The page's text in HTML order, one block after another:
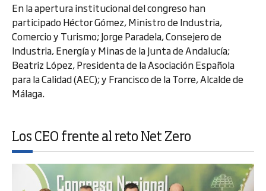
En la apertura institucional del congreso han
participado Héctor Gómez, Ministro de Industria,
Comercio y Turismo; Jorge Paradela, Consejero de
Industria, Energía y Minas de la Junta de Andalucía;
Beatriz López, Presidenta de la Asociación Española
para la Calidad (AEC); y Francisco de la Torre, Alcalde de
Málaga.
Los CEO frente al reto Net Zero